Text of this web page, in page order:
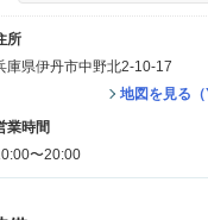
所
庫県伊丹市中野北2-10-17
地図を見る（
業時間
〜20:00